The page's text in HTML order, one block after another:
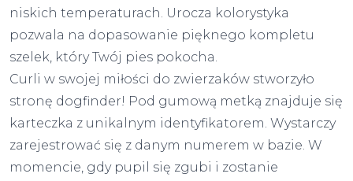
niskich temperaturach. Urocza kolorystyka
pozwala na dopasowanie pięknego kompletu
szelek, który Twój pies pokocha.
Curli w swojej miłości do zwierzaków stworzyło
stronę dogfinder! Pod gumową metką znajduje się
karteczka z unikalnym identyfikatorem. Wystarczy
zarejestrować się z danym numerem w bazie. W
momencie, gdy pupil się zgubi i zostanie